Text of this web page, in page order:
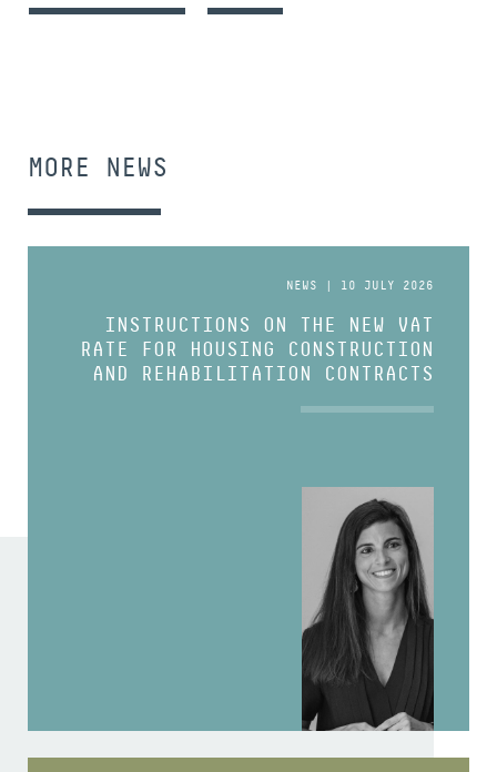
MORE NEWS
NEWS | 10 JULY 2026
INSTRUCTIONS ON THE NEW VAT
RATE FOR HOUSING CONSTRUCTION
AND REHABILITATION CONTRACTS